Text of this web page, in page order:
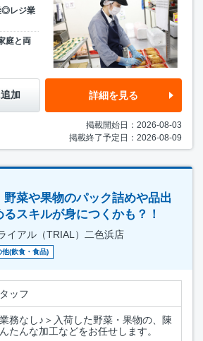
◎レジ業
庭と両
加 詳細を見る
掲載開始日：2026-08-03
掲載終了予定日：2026-08-09
野菜や果物のパック詰めや品出
スキルが身につくかも？！
イアル（TRIAL）二色浜店
他(飲食・食品)
ッフ
務なし♪＞入荷した野菜・果物の、陳
たんな加工などをお任せします。